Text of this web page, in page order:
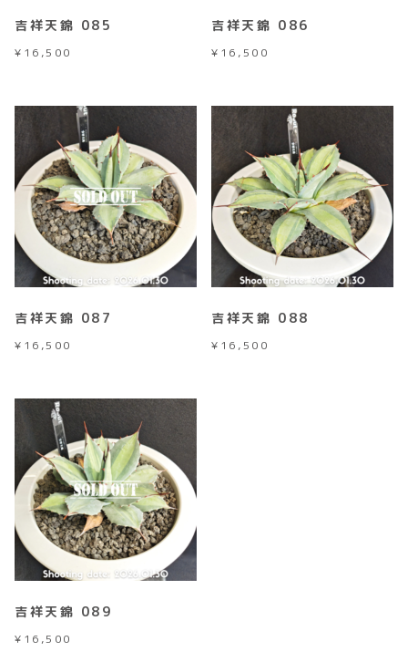
吉祥天錦 085
¥ 16,500
吉祥天錦 086
¥ 16,500
吉祥天錦 087
¥ 16,500
吉祥天錦 088
¥ 16,500
吉祥天錦 089
¥ 16,500